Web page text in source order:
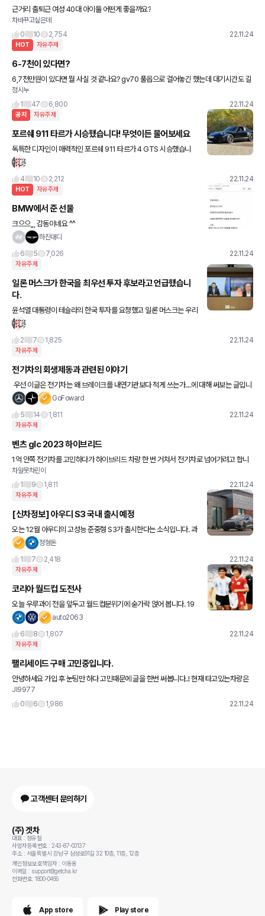
근거리 출퇴근 여성 40대 아이둘 어떤게 좋을까요?
차바꾸고싶은데
0
10 2,754 22.11.24
HOT 자유주제
6-7천이 있다면?
6,7천만원이 있다면 뭘 사실 것 같나요? gv70 풀옵으로 걸어놓긴 했는데 대기시간도 길
고.. 이것 저것 풀체인지도 되고 g70도 페리 된다길래 고민되네요ㅠ 국산 외산 상관없습
니다 고정적으로 70
정시누
1
47 6,800 22.11.24
공지 자유주제
포르쉐 911 타르가 시승했습니다! 무엇이든 물어보세요
독특한 디자인이 매력적인 포르쉐 911 타르가 4 GTS 시승했습니
다. 포르쉐 디자인 창립 50주년 기념모델입니다! 궁금한 점 있으면
4 10 2,212 22.11.24
HOT 자유주제
BMW에서 준 선물
크으으,,, 감동이네요 ^^
하진대디
6
5 7,026 22.11.24
자유주제
일론 머스크가 한국을 최우선 투자 후보라고 언급했습니
다.
윤석열 대통령이 테슬라의 한국 투자를 요청했고 일론 머스크는 우리
나라가 최우선 후보지역중 하나라고 언급했다네요 !
2 7 1,825 22.11.24
자유주제
전기차의 회생제동과 관련된 이야기
우선 이글은 전기차는 왜 브레이크를 내연기관보다 적게 쓰는가....에 대해 써보는 글입니
다. 회생제동 = 원페달 로 이해하시는 분들이 많으셔서... 모든것은 "절대량 보존 법칙" 에
GoFoward
5
14 1,811 22.11.24
자유주제
벤츠 glc 2023 하이브리드
1억 안쪽 전기차를 고민하다가 하이브리드 차량 한 번 거쳐서 전기차로 넘어가려고 합니
다. 지금은 이 차량을 생각중인데 꼭 필요한 옵션이나 근본 색상 혹은 더 좋은 차량 추천해
주시면 감사하겠습니다
차알못차린이
1
9 1,811 22.11.24
자유주제
[신차정보] 아우디 S3 국내 출시 예정
오는 12월 아우디의 고성능 준중형 S3가 출시한다는 소식입니다. 과
거 2015년 잠깐 아코에서 3세대 S3를 판매하였으나 디젤 게이트부
정형돈
1
7 2,418 22.11.24
자유주제
코리아 월드컵 도전사
오늘 우루과이 전을 앞두고 월드컵분위기에 숟가락 얹어 봅니다. 19
86년 첫 월드컵 아니 32년 만 본선 진출의 쾌거였죠. 지금도 아르헨
auto2063
6
8 1,807 22.11.24
자유주제
팰리세이드 구매 고민중입니다.
안녕하세요 가입 후 눈팅만 하다 고민때문에 글을 한번 써봅니다..! 현재 타고있는차량은
20년식 k5입니다. 1년전 캠핑을 시작해서 짐을 싣다보니 정말 세단으로는 많이 힘들겠
다 싶어서 차량을
JI9977
0
6 1,986 22.11.24
고객센터 문의하기
(주) 겟차
대표 : 정유철
사업자등록번호 : 243-87-00137
주소 : 서울특별시 강남구 삼성로91길 32 10층, 11층, 12층
개인정보보호책임자 : 이동용
이메일 : support@getcha.kr
전화번호: 1800-0456
App store Play store